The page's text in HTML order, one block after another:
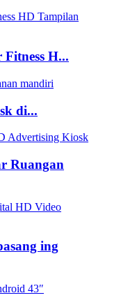
H...
di...
Ruangan
ing